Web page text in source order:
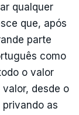
qualquer
que, após
parte
como
o valor
desde o
as